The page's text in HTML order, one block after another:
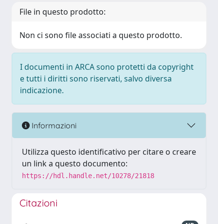
File in questo prodotto:
Non ci sono file associati a questo prodotto.
I documenti in ARCA sono protetti da copyright
e tutti i diritti sono riservati, salvo diversa
indicazione.
Informazioni
Utilizza questo identificativo per citare o creare
un link a questo documento:
https://hdl.handle.net/10278/21818
Citazioni